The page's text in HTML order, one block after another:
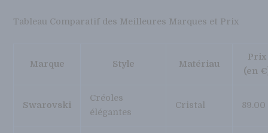
Tableau Comparatif des Meilleures Marques et Prix
Marque Style Matériau
Prix
(en
Swarovski
Créoles
élégantes
Cristal 89.00